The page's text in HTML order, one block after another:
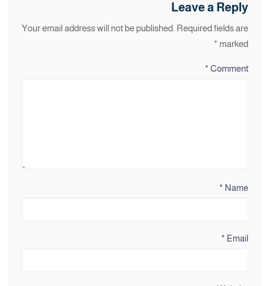
Leave a Reply
Your email address will not be published. Required fields are
marked
*
Comment
*
Name
*
Email
*